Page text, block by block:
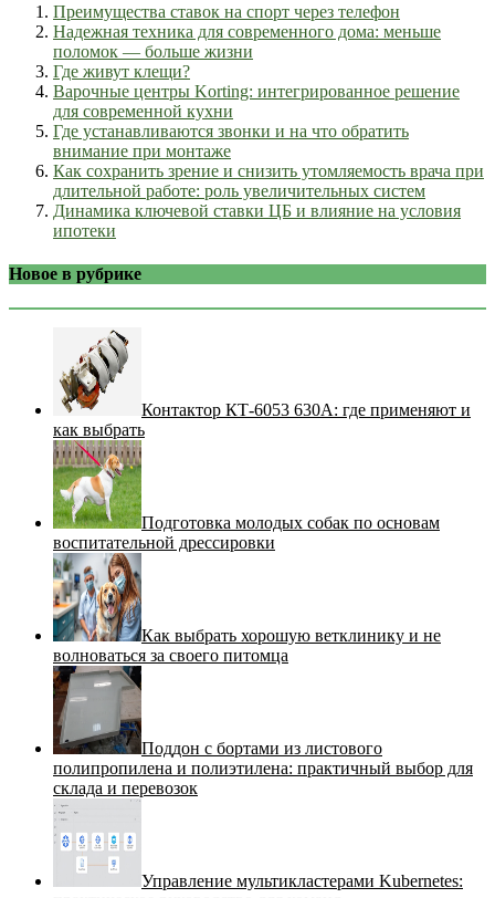
Преимущества ставок на спорт через телефон
Надежная техника для современного дома: меньше
поломок — больше жизни
Где живут клещи?
Варочные центры Korting: интегрированное решение
для современной кухни
Где устанавливаются звонки и на что обратить
внимание при монтаже
Как сохранить зрение и снизить утомляемость врача при
длительной работе: роль увеличительных систем
Динамика ключевой ставки ЦБ и влияние на условия
ипотеки
Новое в рубрике
Контактор КТ-6053 630А: где применяют и
как выбрать
Подготовка молодых собак по основам
воспитательной дрессировки
Как выбрать хорошую ветклинику и не
волноваться за своего питомца
Поддон с бортами из листового
полипропилена и полиэтилена: практичный выбор для
склада и перевозок
Управление мультикластерами Kubernetes: